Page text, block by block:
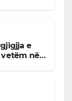
e
në